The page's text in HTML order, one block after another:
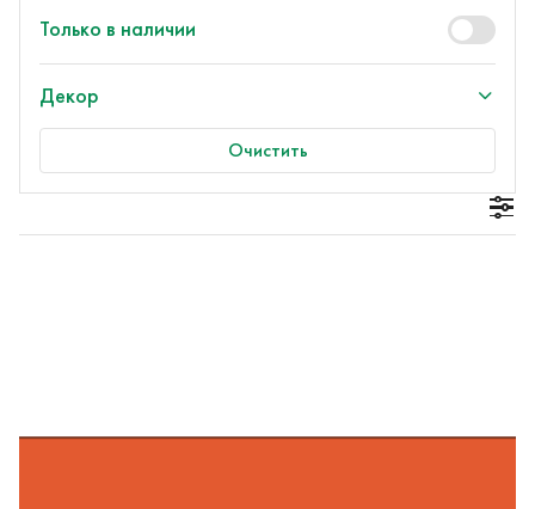
Только в наличии
Декор
Очистить